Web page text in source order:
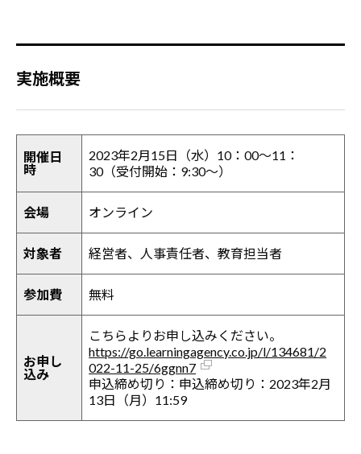
実施概要
開催日
時
2023年2月15日（水）10：00～11：
30（受付開始：9:30～）
会場 オンライン
対象者 経営者、人事責任者、教育担当者
参加費 無料
お申し
込み
こちらよりお申し込みください。
https://go.learningagency.co.jp/l/134681/2
022-11-25/6ggnn7
申込締め切り：申込締め切り：2023年2月
13日（月）11:59